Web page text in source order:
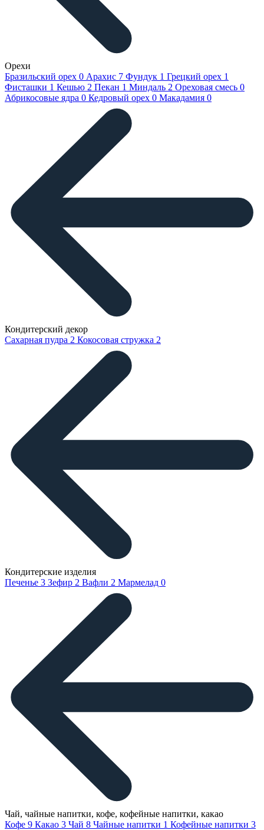
Орехи
Бразильский орех 0 Арахис 7 Фундук 1 Грецкий орех 1
Фисташки 1 Кешью 2 Пекан 1 Миндаль 2 Ореховая смесь 0
Абрикосовые ядра 0 Кедровый орех 0 Макадамия 0
Кондитерский декор
Сахарная пудра 2 Кокосовая стружка 2
Кондитерские изделия
Печенье 3 Зефир 2 Вафли 2 Мармелад 0
Чай, чайные напитки, кофе, кофейные напитки, какао
Кофе 9 Какао 3 Чай 8 Чайные напитки 1 Кофейные напитки 3